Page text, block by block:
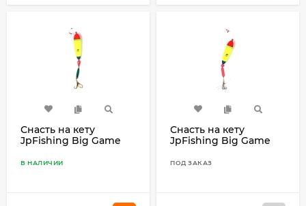
Снасть на кету
JpFishing Big Game
поплавок, буракури
В НАЛИЧИИ
Снасть на кету
JpFishing Big Game
поплавок, булер
ПОД ЗАКАЗ